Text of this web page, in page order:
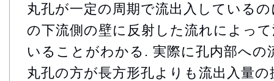
丸孔が一定の周期で流出入している
の下流側の壁に反射した流れによっ
いることがわかる. 実際に孔内部への
丸孔の方が長方形孔よりも流出入量